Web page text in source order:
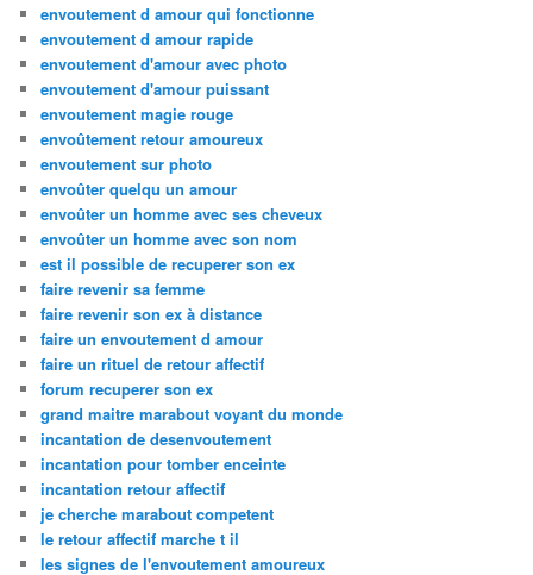
envoutement d amour qui fonctionne
envoutement d amour rapide
envoutement d'amour avec photo
envoutement d'amour puissant
envoutement magie rouge
envoûtement retour amoureux
envoutement sur photo
envoûter quelqu un amour
envoûter un homme avec ses cheveux
envoûter un homme avec son nom
est il possible de recuperer son ex
faire revenir sa femme
faire revenir son ex à distance
faire un envoutement d amour
faire un rituel de retour affectif
forum recuperer son ex
grand maitre marabout voyant du monde
incantation de desenvoutement
incantation pour tomber enceinte
incantation retour affectif
je cherche marabout competent
le retour affectif marche t il
les signes de l'envoutement amoureux